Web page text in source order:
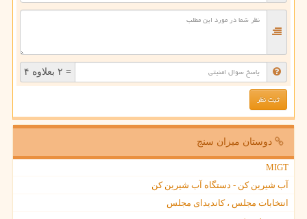
= ۲ بعلاوه ۴
دوستان میزان سنج
MIGT
آب شیرین کن - دستگاه آب شیرین کن
انتخابات مجلس ، کاندیدای مجلس